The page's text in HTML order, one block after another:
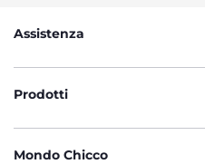
Assistenza
Prodotti
Mondo Chicco